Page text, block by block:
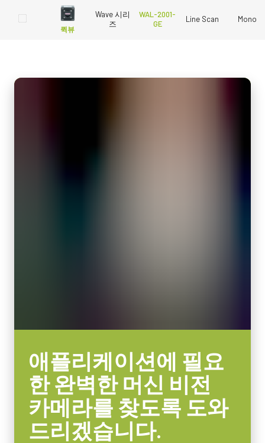
퀵뷰
Wave 시리
즈
WAL-2001-
GE
Line Scan Mono
애플리케이션에 필요
한 완벽한 머신 비전
카메라를 찾도록 도와
드리겠습니다.